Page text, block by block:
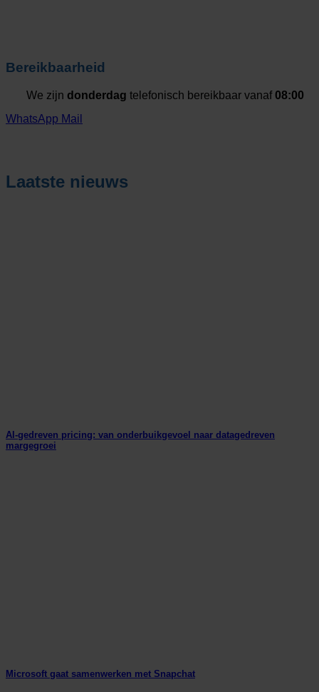
Bereikbaarheid
We zijn donderdag telefonisch bereikbaar vanaf 08:00
WhatsApp Mail
Laatste nieuws
AI-gedreven pricing: van onderbuikgevoel naar datagedreven
margegroei
Microsoft gaat samenwerken met Snapchat